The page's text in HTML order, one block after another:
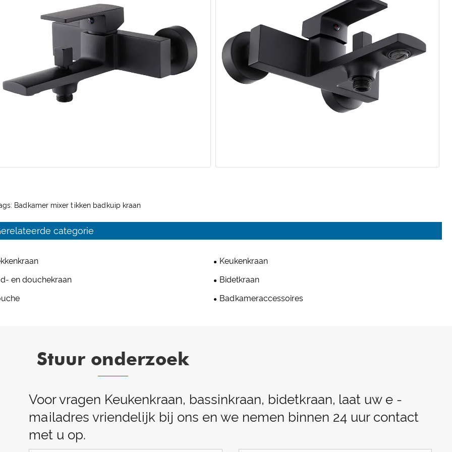
Badkamer mixer tikken badkuip kraan
categorie
Keukenkraan
en douchekraan
Bidetkraan
Badkameraccessoires
Stuur onderzoek
Voor vragen Keukenkraan, bassinkraan, bidetkraan, laat uw e -
mailadres vriendelijk bij ons en we nemen binnen 24 uur contact
met u op.